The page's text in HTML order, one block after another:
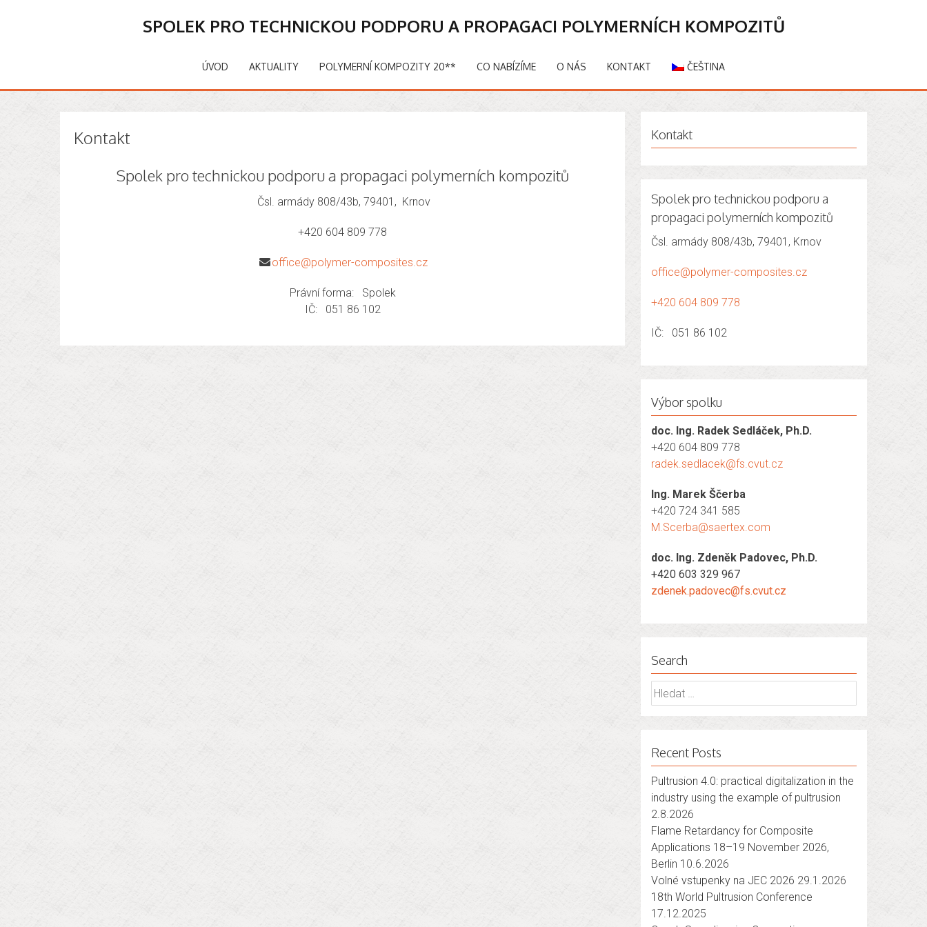
SPOLEK PRO TECHNICKOU PODPORU A PROPAGACI POLYMERNÍCH KOMPOZITŮ
ÚVOD AKTUALITY POLYMERNÍ KOMPOZITY 20** CO NABÍZÍME O NÁS KONTAKT ČEŠTINA
Kontakt
Spolek pro technickou podporu a propagaci polymerních kompozitů
Čsl. armády 808/43b, 79401, Krnov
+420 604 809 778
office@polymer-composites.cz
Právní forma: Spolek
IČ: 051 86 102
Kontakt
Spolek pro technickou podporu a
propagaci polymerních kompozitů
Čsl. armády 808/43b, 79401, Krnov
office@polymer-composites.cz
+420 604 809 778
IČ: 051 86 102
Výbor spolku
doc. Ing. Radek Sedláček, Ph.D.
+420 604 809 778
radek.sedlacek@fs.cvut.cz
Ing. Marek Ščerba
+420 724 341 585
M.Scerba@saertex.com
doc. Ing. Zdeněk Padovec, Ph.D.
+420 603 329 967
zdenek.padovec@fs.cvut.cz
Search
Vyhledávání
Recent Posts
Pultrusion 4.0: practical digitalization in the
industry using the example of pultrusion
2.8.2026
Flame Retardancy for Composite
Applications 18–19 November 2026,
Berlin 10.6.2026
Volné vstupenky na JEC 2026 29.1.2026
18th World Pultrusion Conference
17.12.2025